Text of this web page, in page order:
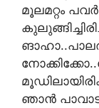
മൂലമറ്റം
ഞാന്‍